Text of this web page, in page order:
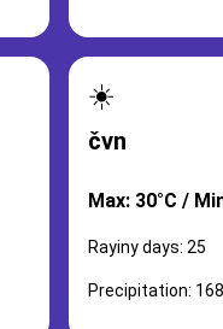
☀️
čvn
Max: 30°C /
Rayiny days: 25
Precipitation: